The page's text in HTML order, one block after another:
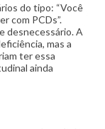
do tipo: “Você
com PCDs”.
desnecessário. A
mas a
ter essa
ainda